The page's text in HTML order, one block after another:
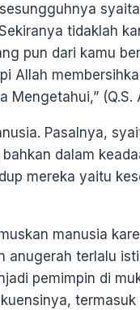
tidaklah
pun dari kamu
Allah
(Q.S.
Pasalnya,
dalam
mereka yaitu
manusia
anugerah terlalu
pemimpin di